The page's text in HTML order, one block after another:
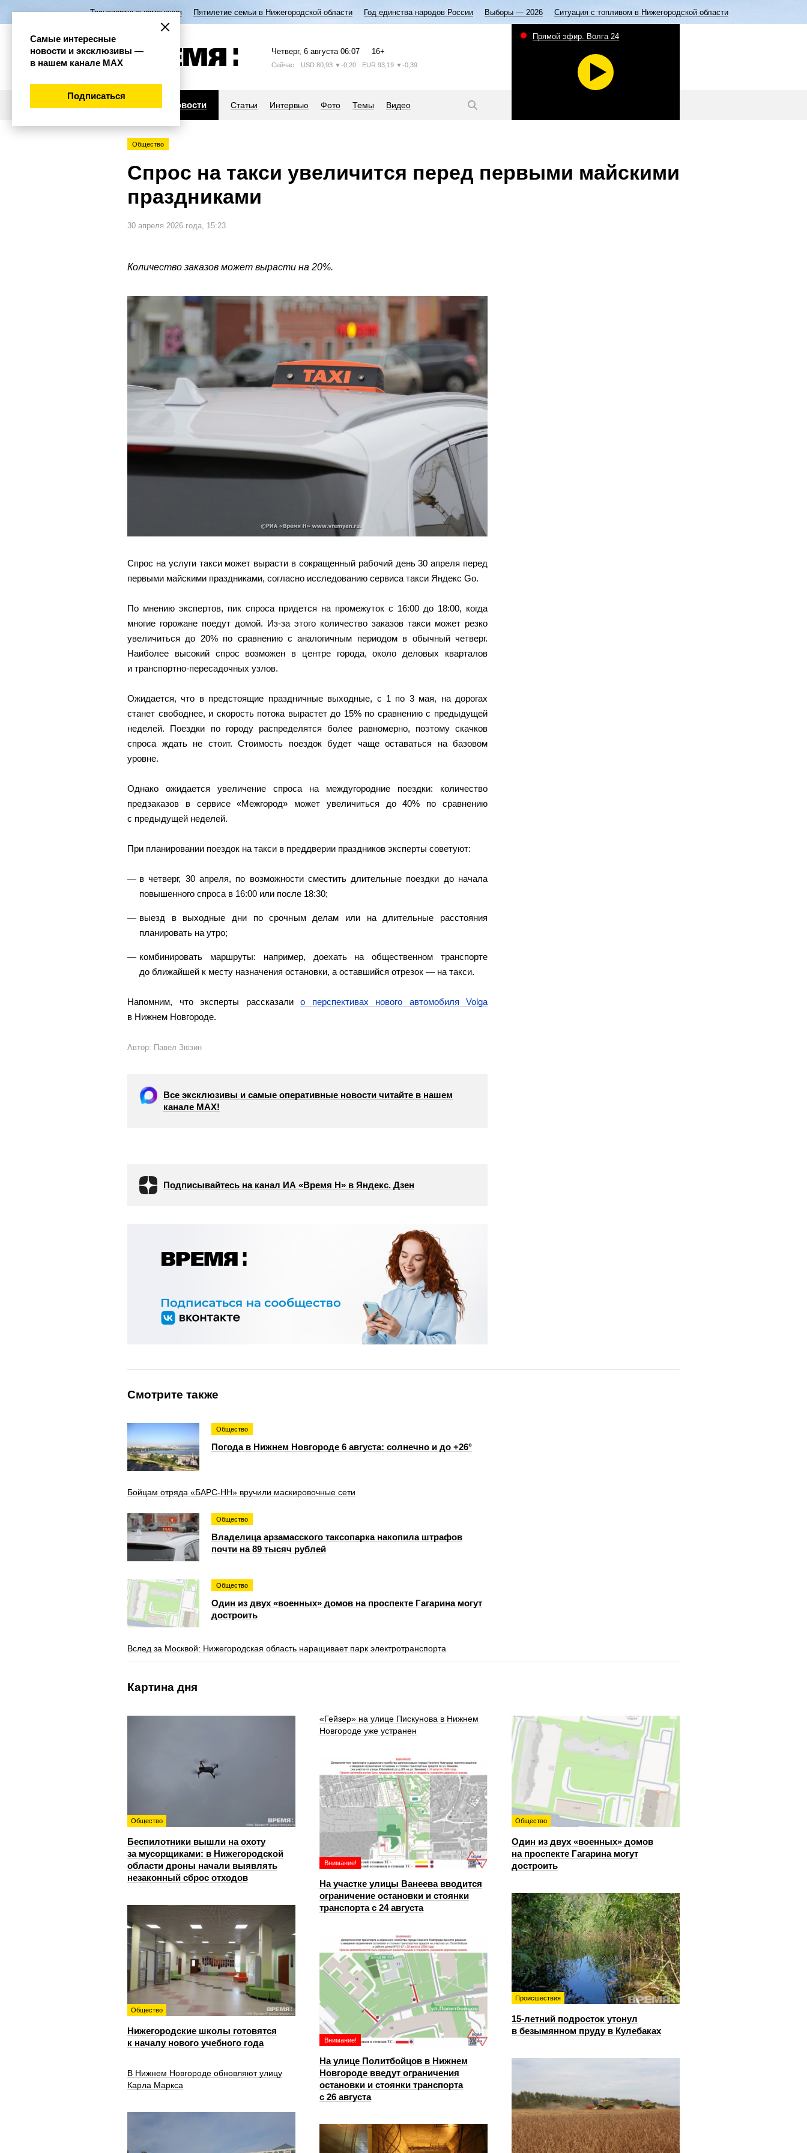
Транспортные изменения Пятилетие семьи в Нижегородской области Год единства народов России Выборы — 2026 Ситуация с топливом в Нижегородской области
Четверг, 6 августа 06:07 16+
Сейчас USD 80,93 ▼-0,20 EUR 93,19 ▼-0,39
Новости Статьи Интервью Фото Темы Видео
Прямой эфир. Волга 24
Общество
Спрос на такси увеличится перед первыми майскими
праздниками
30 апреля 2026 года, 15:23
Количество заказов может вырасти на 20%.
Спрос на услуги такси может вырасти в сокращенный рабочий день 30 апреля перед
первыми майскими праздниками, согласно исследованию сервиса такси Яндекс Go.
По мнению экспертов, пик спроса придется на промежуток с 16:00 до 18:00, когда
многие горожане поедут домой. Из-за этого количество заказов такси может резко
увеличиться до 20% по сравнению с аналогичным периодом в обычный четверг.
Наиболее высокий спрос возможен в центре города, около деловых кварталов
и транспортно-пересадочных узлов.
Ожидается, что в предстоящие праздничные выходные, с 1 по 3 мая, на дорогах
станет свободнее, и скорость потока вырастет до 15% по сравнению с предыдущей
неделей. Поездки по городу распределятся более равномерно, поэтому скачков
спроса ждать не стоит. Стоимость поездок будет чаще оставаться на базовом
уровне.
Однако ожидается увеличение спроса на междугородние поездки: количество
предзаказов в сервисе «Межгород» может увеличиться до 40% по сравнению
с предыдущей неделей.
При планировании поездок на такси в преддверии праздников эксперты советуют:
в четверг, 30 апреля, по возможности сместить длительные поездки до начала
повышенного спроса в 16:00 или после 18:30;
выезд в выходные дни по срочным делам или на длительные расстояния
планировать на утро;
комбинировать маршруты: например, доехать на общественном транспорте
до ближайшей к месту назначения остановки, а оставшийся отрезок — на такси.
Напомним, что эксперты рассказали о перспективах нового автомобиля Volga
в Нижнем Новгороде.
Автор: Павел Зюзин
Все эксклюзивы и самые оперативные новости читайте в нашем
канале МАХ!
Подписывайтесь на канал ИА «Время Н» в Яндекс. Дзен
Смотрите также
Общество
Погода в Нижнем Новгороде 6 августа: солнечно и до +26°
Бойцам отряда «БАРС-НН» вручили маскировочные сети
Общество
Владелица арзамасского таксопарка накопила штрафов
почти на 89 тысяч рублей
Общество
Один из двух «военных» домов на проспекте Гагарина могут
достроить
Вслед за Москвой: Нижегородская область наращивает парк электротранспорта
Картина дня
Общество
Беспилотники вышли на охоту
за мусорщиками: в Нижегородской
области дроны начали выявлять
незаконный сброс отходов
«Гейзер» на улице Пискунова в Нижнем
Новгороде уже устранен
Общество
Один из двух «военных» домов
на проспекте Гагарина могут
достроить
Внимание!
На участке улицы Ванеева вводится
ограничение остановки и стоянки
транспорта с 24 августа
Происшествия
15-летний подросток утонул
в безымянном пруду в Кулебаках
Общество
Нижегородские школы готовятся
к началу нового учебного года
Внимание!
На улице Политбойцов в Нижнем
Новгороде введут ограничения
остановки и стоянки транспорта
с 26 августа
В Нижнем Новгороде обновляют улицу
Карла Маркса
Самые интересные
новости и эксклюзивы —
в нашем канале МАХ
Подписаться